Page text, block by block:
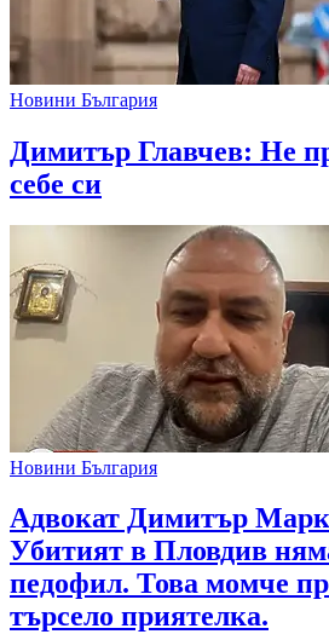
Новини България
Димитър Главчев: Не
себе си
Новини България
Адвокат Димитър
Убитият в Пловдив
педофил. Това момче
търсело приятелка.